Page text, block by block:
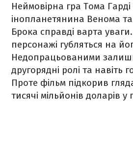
Неймовірна гра Тома Гарді
інопланетянина Венома та
Брока справді варта
персонажі губляться на
Недопрацьованими
другорядні ролі та навіть
Проте фільм підкорив
тисячі мільйонів доларів у